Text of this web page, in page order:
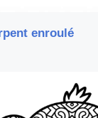
enroulé